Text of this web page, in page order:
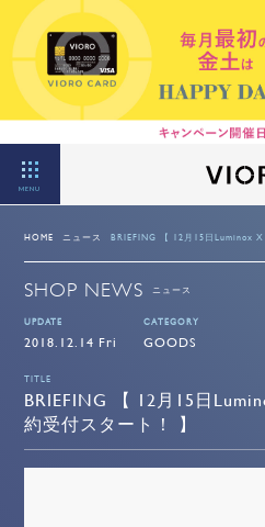
MENU
HOME ニュース BRIEFING 【 12月15日Luminox
SHOP NEWS ニュース
UPDATE
2018.12.14 Fri
CATEGORY
GOODS
TITLE
BRIEFING 【 12月15日
約受付スタート！ 】